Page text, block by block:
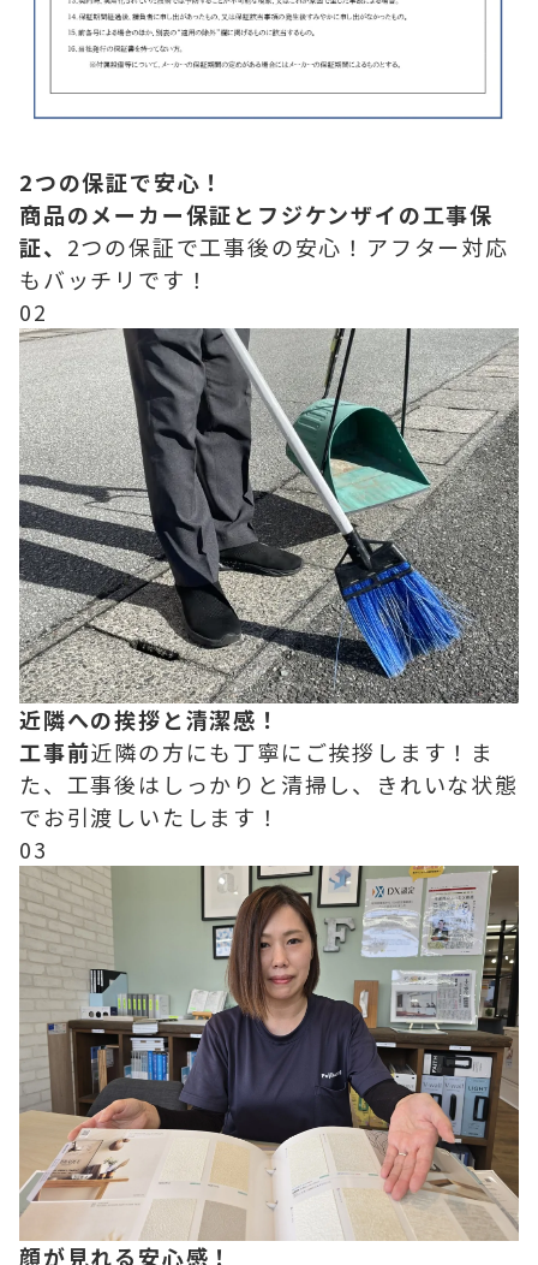
2つの保証で安心！
商品のメーカー保証とフジケンザイの工事保
証、 2つの保証で工事後の安心！アフター対応
もバッチリです！
02
近隣への挨拶と清潔感！
工事前近隣の方にも丁寧にご挨拶します！ま
た、工事後はしっかりと清掃し、きれいな状態
でお引渡しいたします！
03
顔が見れる安心感！